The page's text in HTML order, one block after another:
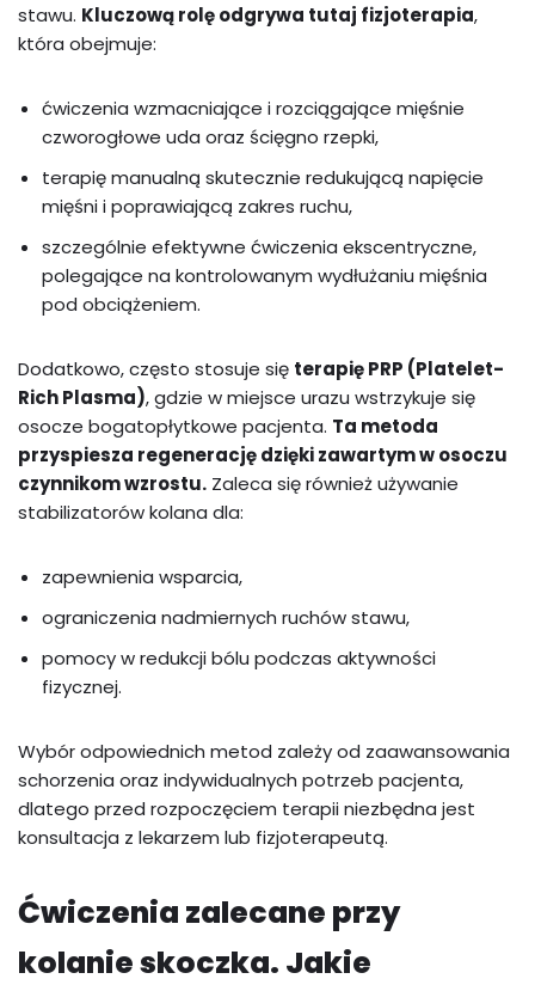
stawu. Kluczową rolę odgrywa tutaj fizjoterapia,
która obejmuje:
ćwiczenia wzmacniające i rozciągające mięśnie
czworogłowe uda oraz ścięgno rzepki,
terapię manualną skutecznie redukującą napięcie
mięśni i poprawiającą zakres ruchu,
szczególnie efektywne ćwiczenia ekscentryczne,
polegające na kontrolowanym wydłużaniu mięśnia
pod obciążeniem.
Dodatkowo, często stosuje się terapię PRP (Platelet-
Rich Plasma), gdzie w miejsce urazu wstrzykuje się
osocze bogatopłytkowe pacjenta. Ta metoda
przyspiesza regenerację dzięki zawartym w osoczu
czynnikom wzrostu. Zaleca się również używanie
stabilizatorów kolana dla:
zapewnienia wsparcia,
ograniczenia nadmiernych ruchów stawu,
pomocy w redukcji bólu podczas aktywności
fizycznej.
Wybór odpowiednich metod zależy od zaawansowania
schorzenia oraz indywidualnych potrzeb pacjenta,
dlatego przed rozpoczęciem terapii niezbędna jest
konsultacja z lekarzem lub fizjoterapeutą.
Ćwiczenia zalecane przy
kolanie skoczka. Jakie